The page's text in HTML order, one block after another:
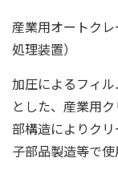
産業用オートク
処理装置）
加圧によるフィ
とした、産業用
部構造によりク
子部品製造等で使